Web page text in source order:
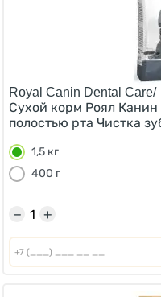
Royal Canin Dental Care/
Сухой корм Роял
полостью рта Чистка
1,5 кг
400 г
+
−